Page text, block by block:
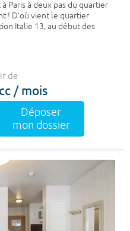
Paris à deux pas du quartier
! D'où vient le quartier
Italie 13, au début des
de
/ mois
Déposer
mon dossier